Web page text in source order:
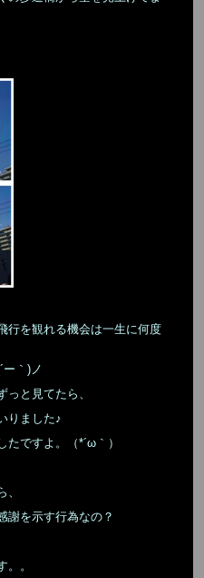
行を観れる機会は一生に何度
｀)ノ
っと見てたら、
りました♪
ですよ。（*´ω｀）
謝を示す行為なの？
。